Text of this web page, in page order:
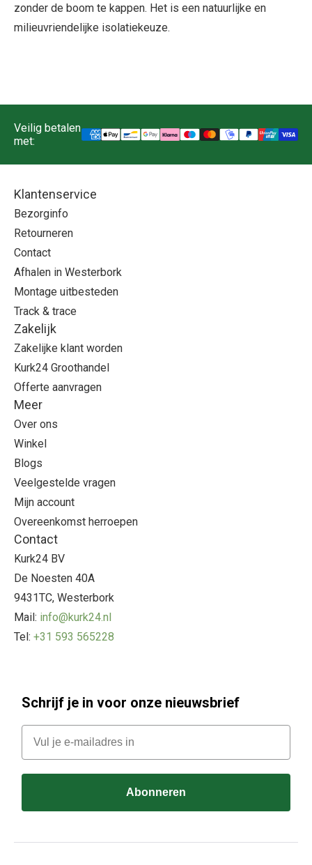
zonder de boom te kappen. Het is een natuurlijke en
milieuvriendelijke isolatiekeuze.
Veilig betalen
met:
Klantenservice
Bezorginfo
Retourneren
Contact
Afhalen in Westerbork
Montage uitbesteden
Track & trace
Zakelijk
Zakelijke klant worden
Kurk24 Groothandel
Offerte aanvragen
Meer
Over ons
Winkel
Blogs
Veelgestelde vragen
Mijn account
Overeenkomst herroepen
Contact
Kurk24 BV
De Noesten 40A
9431TC, Westerbork
Mail: info@kurk24.nl
Tel: +31 593 565228
Schrijf je in voor onze nieuwsbrief
E-mail
Abonneren